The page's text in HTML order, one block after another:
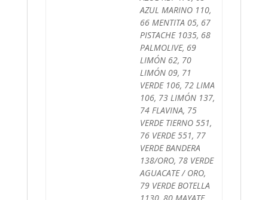
AZUL MARINO 110,
66 MENTITA 05, 67
PISTACHE 1035, 68
PALMOLIVE, 69
LIMÓN 62, 70
LIMÓN 09, 71
VERDE 106, 72 LIMA
106, 73 LIMÓN 137,
74 FLAVINA, 75
VERDE TIERNO 551,
76 VERDE 551, 77
VERDE BANDERA
138/ORO, 78 VERDE
AGUACATE / ORO,
79 VERDE BOTELLA